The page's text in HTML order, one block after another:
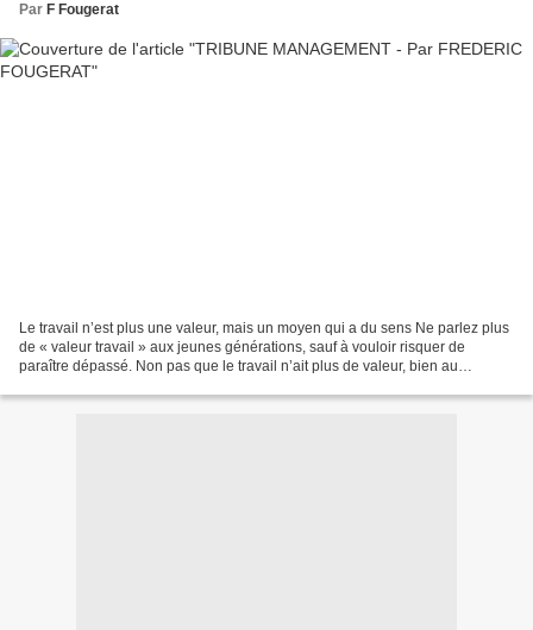
Par F Fougerat
Le travail n’est plus une valeur, mais un moyen qui a du sens Ne parlez plus
de « valeur travail » aux jeunes générations, sauf à vouloir risquer de
paraître dépassé. Non pas que le travail n’ait plus de valeur, bien au